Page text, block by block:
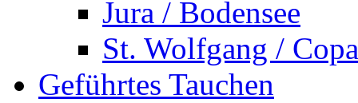
Jura / Bodensee
St. Wolfgang /
Geführtes Tauchen